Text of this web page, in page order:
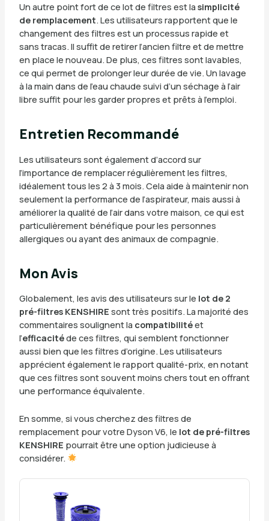
Un autre point fort de ce lot de filtres est la simplicité
de remplacement. Les utilisateurs rapportent que le
changement des filtres est un processus rapide et
sans tracas. Il suffit de retirer l’ancien filtre et de mettre
en place le nouveau. De plus, ces filtres sont lavables,
ce qui permet de prolonger leur durée de vie. Un lavage
à la main dans de l’eau chaude suivi d’un séchage à l’air
libre suffit pour les garder propres et prêts à l’emploi.
Entretien Recommandé
Les utilisateurs sont également d’accord sur
l’importance de remplacer régulièrement les filtres,
idéalement tous les 2 à 3 mois. Cela aide à maintenir non
seulement la performance de l’aspirateur, mais aussi à
améliorer la qualité de l’air dans votre maison, ce qui est
particulièrement bénéfique pour les personnes
allergiques ou ayant des animaux de compagnie.
Mon Avis
Globalement, les avis des utilisateurs sur le lot de 2
pré-filtres KENSHIRE sont très positifs. La majorité des
commentaires soulignent la compatibilitéet
l’efficacitéde ces filtres, qui semblent fonctionner
aussi bien que les filtres d’origine. Les utilisateurs
apprécient également le rapport qualité-prix, en notant
que ces filtres sont souvent moins chers tout en offrant
une performance équivalente.
En somme, si vous cherchez des filtres de
remplacement pour votre Dyson V6, le lot de pré-filtres
KENSHIRE pourrait être une option judicieuse à
considérer.